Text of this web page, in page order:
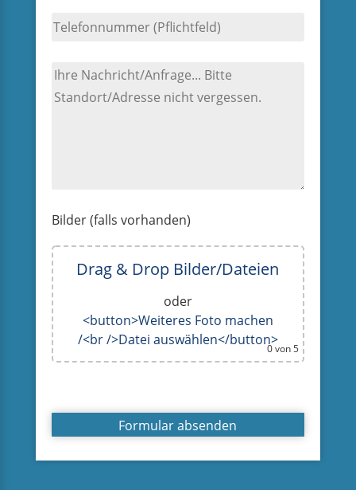
Bilder (falls vorhanden)
Drag & Drop Bilder/Dateien
oder
<button>Weiteres Foto machen
/<br />Datei auswählen</button>
0von 5